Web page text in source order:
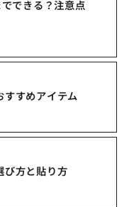
できる？注意点
すめアイテム
び方と貼り方